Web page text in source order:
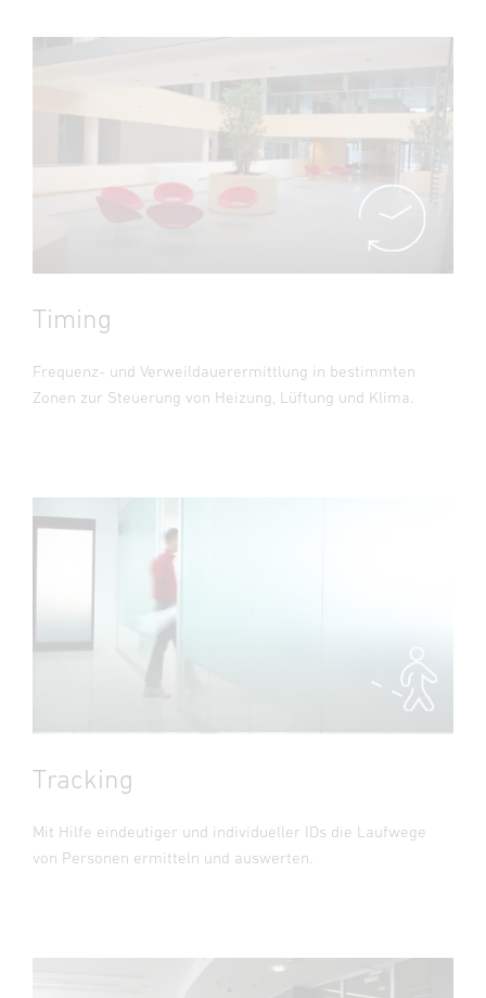
Timing
Frequenz- und Verweildauerermittlung in bestimmten
Zonen zur Steuerung von Heizung, Lüftung und Klima.
Tracking
Mit Hilfe eindeutiger und individueller IDs die Laufwege
von Personen ermitteln und auswerten.